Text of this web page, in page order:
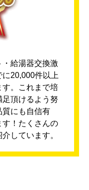
給湯器交換激
20,000件以上
。これまで培
頂けるよう努
質にも自信有
す！たくさんの
しています。